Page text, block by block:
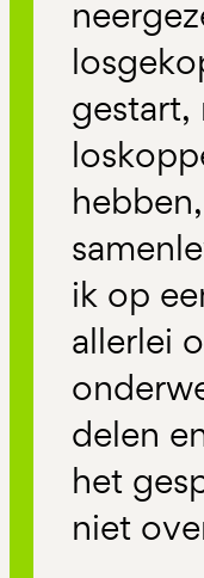
gestart,
ik op
allerlei
delen
het
niet